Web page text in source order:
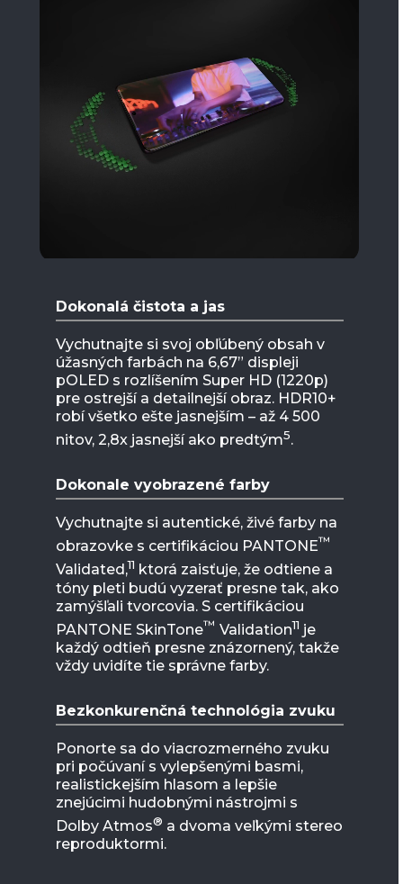
Dokonalá čistota a jas
Vychutnajte si svoj obľúbený obsah v
úžasných farbách na 6,67” displeji
pOLED s rozlíšením Super HD (1220p)
pre ostrejší a detailnejší obraz. HDR10+
robí všetko ešte jasnejším – až 4 500
nitov, 2,8x jasnejší ako predtým5.
Dokonale vyobrazené farby
Vychutnajte si autentické, živé farby na
obrazovke s certifikáciou PANTONE™
Validated,11 ktorá zaisťuje, že odtiene a
tóny pleti budú vyzerať presne tak, ako
zamýšľali tvorcovia. S certifikáciou
PANTONE SkinTone™ Validation11 je
každý odtieň presne znázornený, takže
vždy uvidíte tie správne farby.
Bezkonkurenčná technológia zvuku
Ponorte sa do viacrozmerného zvuku
pri počúvaní s vylepšenými basmi,
realistickejším hlasom a lepšie
znejúcimi hudobnými nástrojmi s
Dolby Atmos® a dvoma veľkými stereo
reproduktormi.